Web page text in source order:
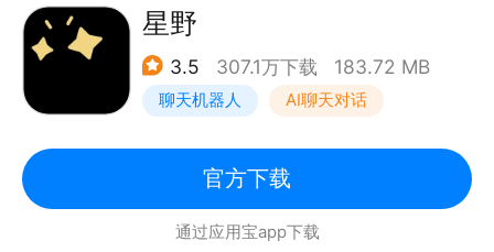
马上聊：真心话闪聊，实时匹配，文字语音视频模式随
心切换。
【其他功能】
星野
3.5 307.1万下载 183.72 MB
聊天机器人 AI聊天对话
官方下载
通过应用宝app下载